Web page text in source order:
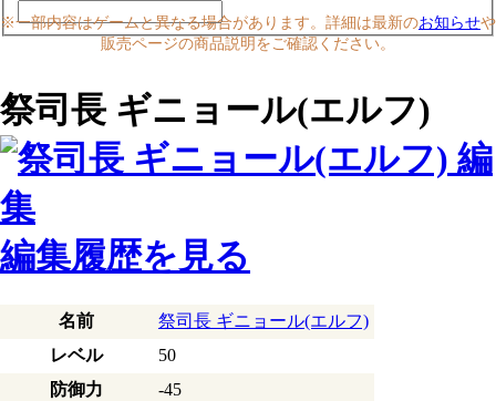
※一部内容はゲームと異なる場合があります。詳細は最新のお知らせや
販売ページの商品説明をご確認ください。
祭司長 ギニョール(エルフ)
編集履歴を見る
名前
祭司長 ギニョール(エルフ)
レベル
50
防御力
-45